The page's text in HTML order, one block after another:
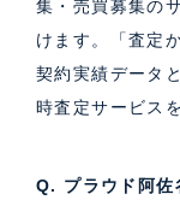
集・売買募集の
けます。「査定
契約実績データ
時査定サービス
Q. プラウド阿佐